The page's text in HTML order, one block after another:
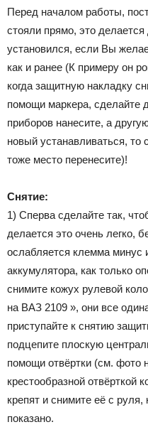
Перед началом работы,
стояли прямо, это
установился, если Вы
как и ранее (К примеру он
когда защитную накладку
помощи маркера, сделайте
приборов нанесите, а
новый устанавливаться, то
тоже место перенесите)!
Снятие:
1) Сперва сделайте так,
делается это очень легко,
ослабляется клемма минус
аккумулятора, как только
снимите кожух рулевой
на ВАЗ 2109 », они все
приступайте к снятию
подцепите плоскую
помощи отвёртки (см. фото
крестообразной отвёрткой
крепят и снимите её с
показано.